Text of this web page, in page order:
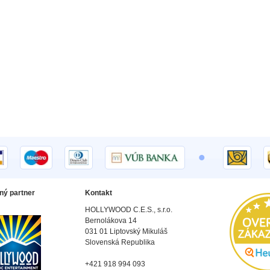
•
partner
Kontakt
HOLLYWOOD C.E.S., s.r.o.
Bernolákova 14
031 01 Liptovský Mikuláš
Slovenská Republika
+421 918 994 093